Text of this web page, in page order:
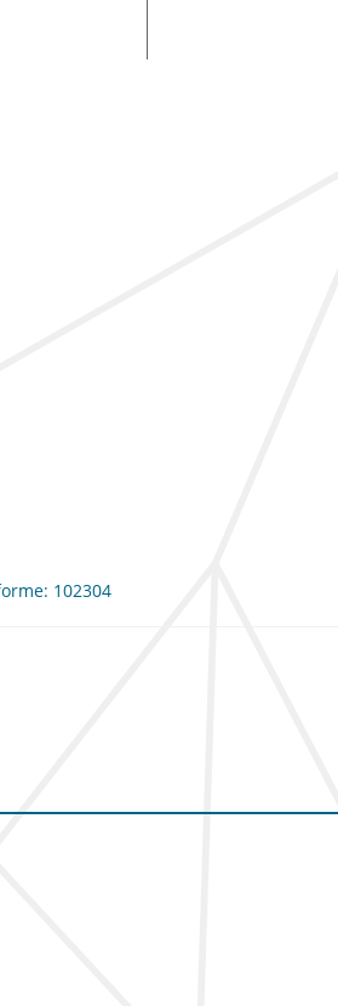
102304